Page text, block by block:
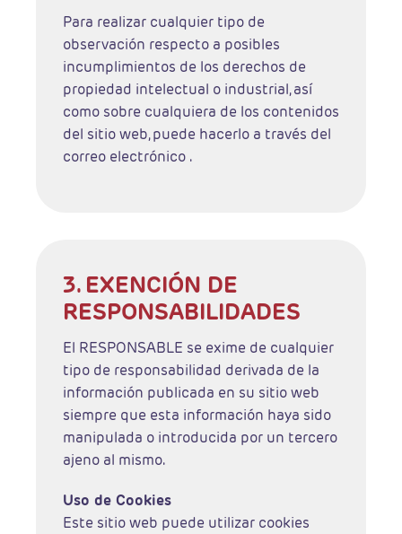
Para realizar cualquier tipo de
observación respecto a posibles
incumplimientos de los derechos de
propiedad intelectual o industrial, así
como sobre cualquiera de los contenidos
del sitio web, puede hacerlo a través del
correo electrónico .
3. EXENCIÓN DE
RESPONSABILIDADES
El RESPONSABLE se exime de cualquier
tipo de responsabilidad derivada de la
información publicada en su sitio web
siempre que esta información haya sido
manipulada o introducida por un tercero
ajeno al mismo.
Uso de Cookies
Este sitio web puede utilizar cookies